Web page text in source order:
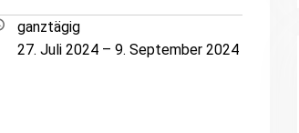
ganztägig
27. Juli 2024 – 9. September 2024